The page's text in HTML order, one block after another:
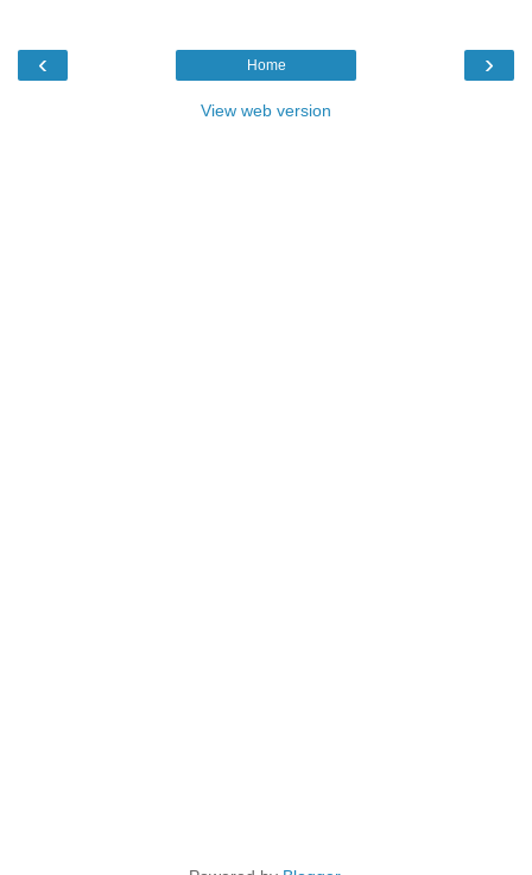
‹ ›
Home
View web version